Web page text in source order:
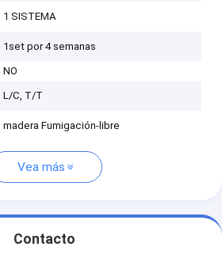
1 SISTEMA
1set por 4 semanas
NO
L/C, T/T
madera Fumigación-libre
Vea más
Contacto